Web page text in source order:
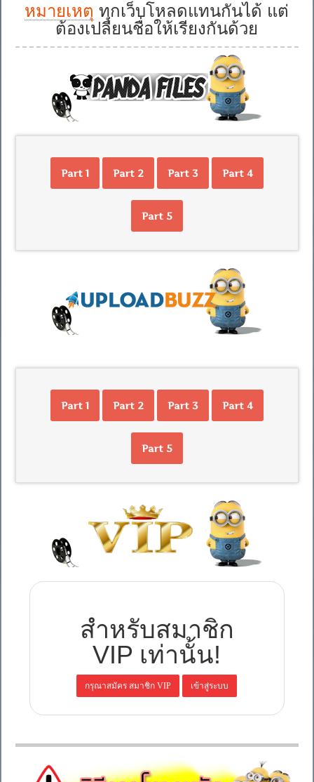
หมายเหตุ ทุกเว็บโหลดแทนกันได้ แต่
ต้องเปลี่ยนชื่อให้เรียงกันด้วย
Part 1 Part 2 Part 3 Part 4
Part 5
Part 1 Part 2 Part 3 Part 4
Part 5
สำหรับสมาชิก
VIP เท่านั้น!